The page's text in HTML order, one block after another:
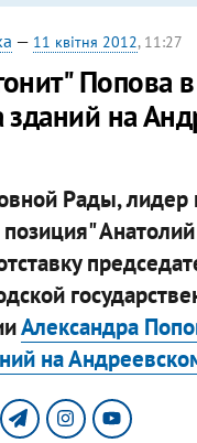
— 11 квітня 2012, 11:27
Попова в
зданий на
Рады, лидер
Александра
на